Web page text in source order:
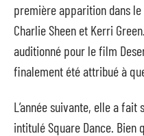
première apparition dans
Charlie Sheen et Kerri
auditionné pour le film
finalement été attribué à
L’année suivante, elle a
intitulé Square Dance. Bien